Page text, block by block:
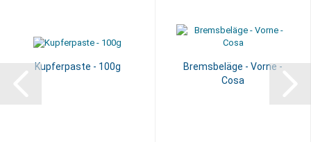
Kupferpaste - 100g
Bremsbeläge - Vorne -
Cosa